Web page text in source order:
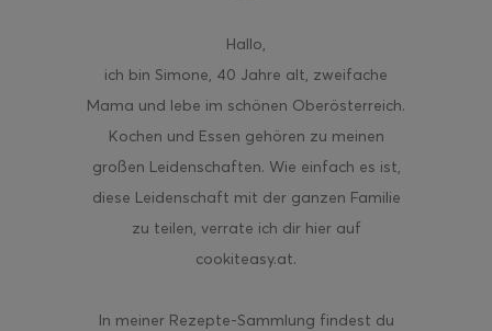
Hallo,
ich bin Simone, 40 Jahre alt, zweifache
Mama und lebe im schönen Oberösterreich.
Kochen und Essen gehören zu meinen
großen Leidenschaften. Wie einfach es ist,
diese Leidenschaft mit der ganzen Familie
zu teilen, verrate ich dir hier auf
cookiteasy.at.
In meiner Rezepte-Sammlung findest du